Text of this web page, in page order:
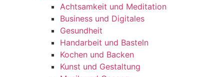
Achtsamkeit und Meditation
Business und Digitales
Gesundheit
Handarbeit und Basteln
Kochen und Backen
Kunst und Gestaltung